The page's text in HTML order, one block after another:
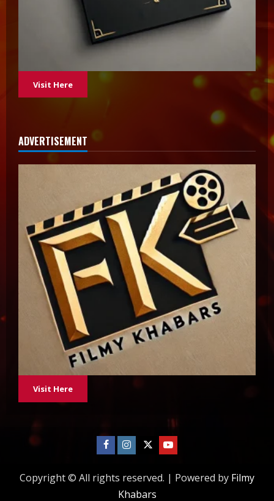
Visit Here
ADVERTISEMENT
Visit Here
Facebook
Instagram
TwitterYoutube
Copyright © All rights reserved. | Powered by Filmy
Khabars